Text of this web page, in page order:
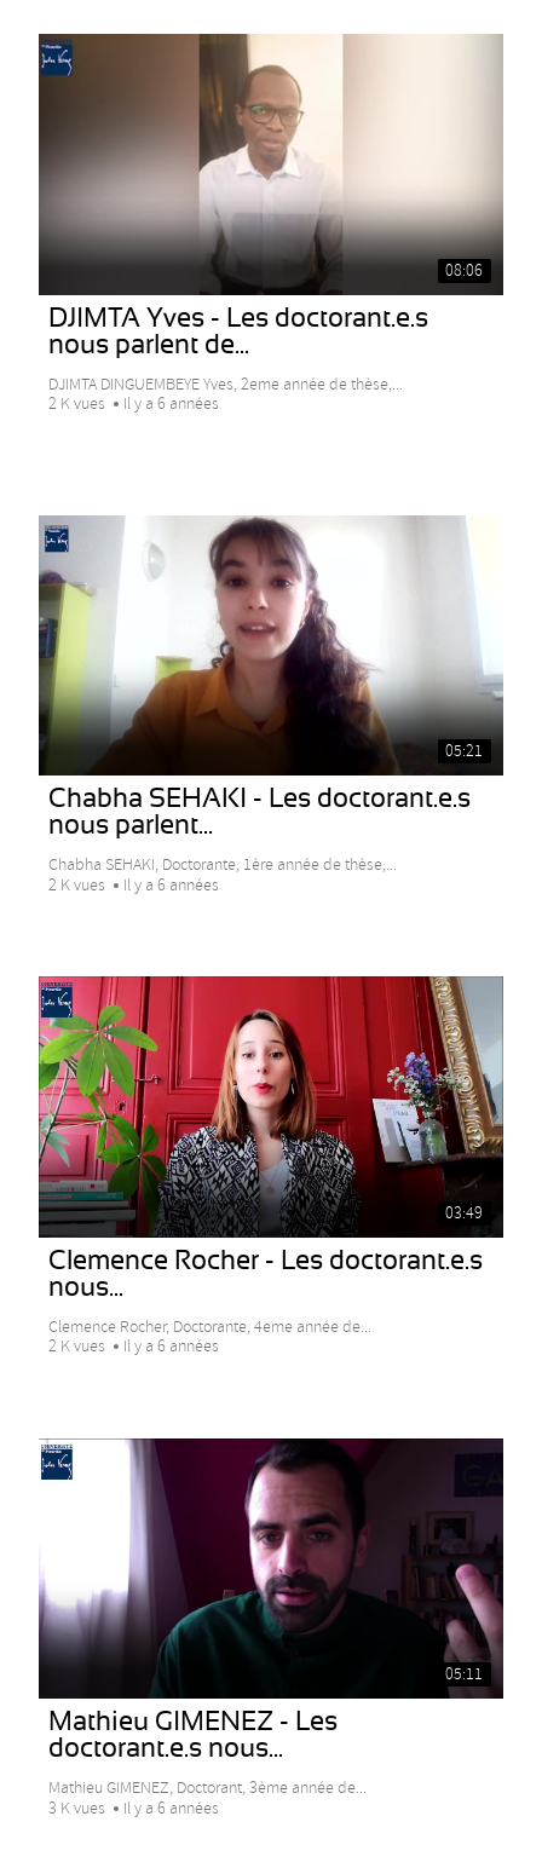
08:06
DJIMTA Yves - Les doctorant.e.s
nous parlent de...
DJIMTA DINGUEMBEYE Yves, 2eme année de thèse,...
2 K vues
Il y a 6 années
05:21
Chabha SEHAKI - Les doctorant.e.s
nous parlent...
Chabha SEHAKI, Doctorante, 1ère année de thèse,...
2 K vues
Il y a 6 années
03:49
Clemence Rocher - Les doctorant.e.s
nous...
Clemence Rocher, Doctorante, 4eme année de...
2 K vues
Il y a 6 années
05:11
Mathieu GIMENEZ - Les
doctorant.e.s nous...
Mathieu GIMENEZ, Doctorant, 3ème année de...
3 K vues
Il y a 6 années